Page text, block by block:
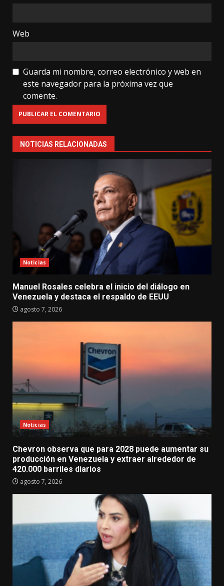
Web
Guarda mi nombre, correo electrónico y web en
este navegador para la próxima vez que
comente.
NOTICIAS RELACIONADAS
Noticias
Manuel Rosales celebra el inicio del diálogo en
Venezuela y destaca el respaldo de EEUU
agosto 7, 2026
Noticias
Chevron observa que para 2028 puede aumentar su
producción en Venezuela y extraer alrededor de
420.000 barriles diarios
agosto 7, 2026